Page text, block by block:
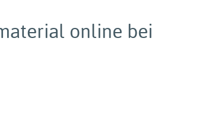
online bei